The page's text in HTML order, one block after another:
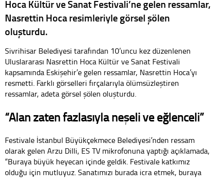
Hoca Kültür ve Sanat Festivali’ne gelen ressamlar,
Nasrettin Hoca resimleriyle görsel şölen
oluşturdu.
Sivrihisar Belediyesi tarafından 10’uncu kez düzenlenen
Uluslararası Nasrettin Hoca Kültür ve Sanat Festivali
kapsamında Eskişehir’e gelen ressamlar, Nasrettin Hoca’yı
resmetti. Farklı görselleri fırçalarıyla ölümsüzleştiren
ressamlar, adeta görsel şölen oluşturdu.
“Alan zaten fazlasıyla neşeli ve eğlenceli”
Festivale İstanbul Büyükçekmece Belediyesi’nden ressam
olarak gelen Arzu Dilli, ES TV mikrofonuna yaptığı açıklamada,
“Buraya büyük heyecan içinde geldik. Festivale katkımız
olduğu için mutluyuz. Sanatımızı burada icra etmek, buraya